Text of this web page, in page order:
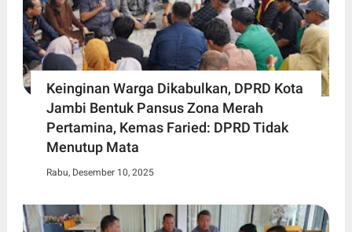
Keinginan Warga Dikabulkan, DPRD Kota
Jambi Bentuk Pansus Zona Merah
Pertamina, Kemas Faried: DPRD Tidak
Menutup Mata
Rabu, Desember 10, 2025